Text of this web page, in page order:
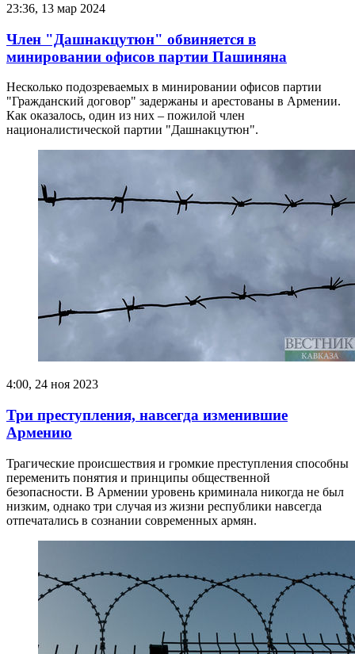
23:36, 13 мар 2024
Член "Дашнакцутюн" обвиняется в
минировании офисов партии Пашиняна
Несколько подозреваемых в минировании офисов партии
"Гражданский договор" задержаны и арестованы в Армении.
Как оказалось, один из них – пожилой член
националистической партии "Дашнакцутюн".
4:00, 24 ноя 2023
Три преступления, навсегда изменившие
Армению
Трагические происшествия и громкие преступления способны
переменить понятия и принципы общественной
безопасности. В Армении уровень криминала никогда не был
низким, однако три случая из жизни республики навсегда
отпечатались в сознании современных армян.